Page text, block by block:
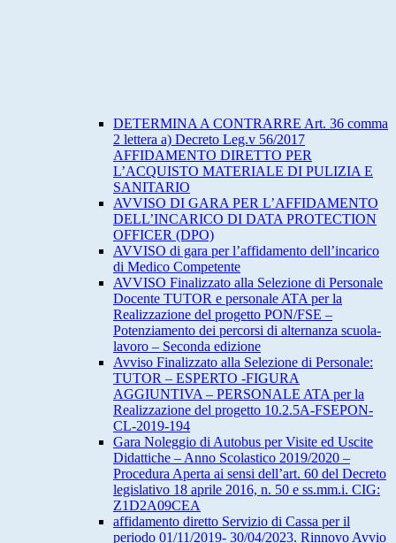
DETERMINA A CONTRARRE Art. 36 comma
2 lettera a) Decreto Leg.v 56/2017
AFFIDAMENTO DIRETTO PER
L’ACQUISTO MATERIALE DI PULIZIA E
SANITARIO
AVVISO DI GARA PER L’AFFIDAMENTO
DELL’INCARICO DI DATA PROTECTION
OFFICER (DPO)
AVVISO di gara per l’affidamento dell’incarico
di Medico Competente
AVVISO Finalizzato alla Selezione di Personale
Docente TUTOR e personale ATA per la
Realizzazione del progetto PON/FSE –
Potenziamento dei percorsi di alternanza scuola-
lavoro – Seconda edizione
Avviso Finalizzato alla Selezione di Personale:
TUTOR – ESPERTO -FIGURA
AGGIUNTIVA – PERSONALE ATA per la
Realizzazione del progetto 10.2.5A-FSEPON-
CL-2019-194
Gara Noleggio di Autobus per Visite ed Uscite
Didattiche – Anno Scolastico 2019/2020 –
Procedura Aperta ai sensi dell’art. 60 del Decreto
legislativo 18 aprile 2016, n. 50 e ss.mm.i. CIG:
Z1D2A09CEA
affidamento diretto Servizio di Cassa per il
periodo 01/11/2019- 30/04/2023. Rinnovo Avvio